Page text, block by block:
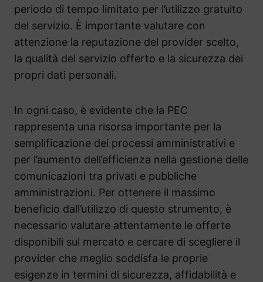
periodo di tempo limitato per l’utilizzo gratuito
del servizio. È importante valutare con
attenzione la reputazione del provider scelto,
la qualità del servizio offerto e la sicurezza dei
propri dati personali.
In ogni caso, è evidente che la PEC
rappresenta una risorsa importante per la
semplificazione dei processi amministrativi e
per l’aumento dell’efficienza nella gestione delle
comunicazioni tra privati e pubbliche
amministrazioni. Per ottenere il massimo
beneficio dall’utilizzo di questo strumento, è
necessario valutare attentamente le offerte
disponibili sul mercato e cercare di scegliere il
provider che meglio soddisfa le proprie
esigenze in termini di sicurezza, affidabilità e